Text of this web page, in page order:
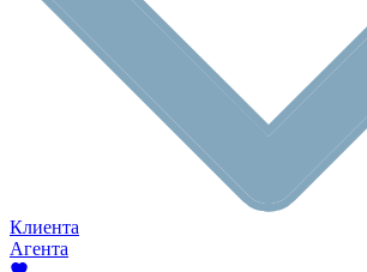
Клиента
Агента